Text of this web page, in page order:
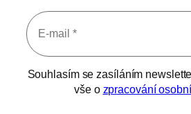
Souhlasím se zasíláním
vše o zpracování